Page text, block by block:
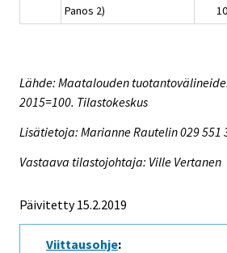
Panos 2)
Lähde: Maatalouden
2015=100. Tilastokeskus
Lisätietoja: Marianne Rautelin 029 551
Vastaava tilastojohtaja: Ville Vertanen
Päivitetty 15.2.2019
Viittausohje: